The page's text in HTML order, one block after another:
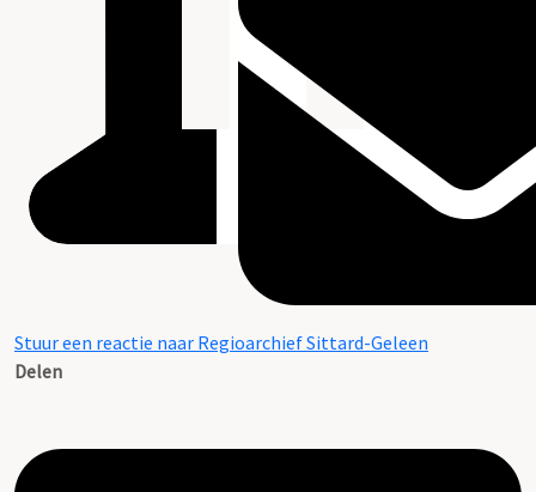
Stuur een reactie naar Regioarchief Sittard-Geleen
Delen